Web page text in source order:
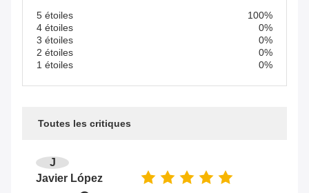
5 étoiles
100%
4 étoiles
0%
3 étoiles
0%
2 étoiles
0%
1 étoiles
0%
Toutes les critiques
J
Javier López